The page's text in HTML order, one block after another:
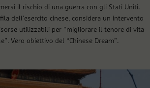
il rischio di una guerra con gli Stati Uniti.
dell’esercito cinese, considera un intervento
utilizzabili per “migliorare il tenore di vita
Vero obiettivo del “Chinese Dream”.